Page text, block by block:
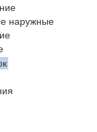
наружные